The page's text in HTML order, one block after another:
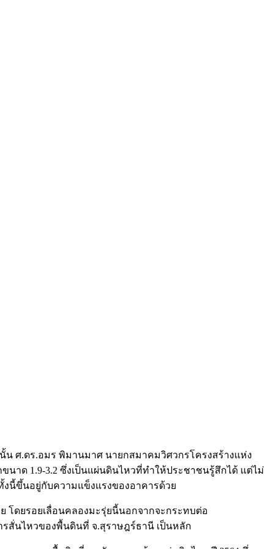
น ศ.ดร.อมร พิมานมาศ นายกสมาคมวิศวกรโครงสร้างแห่ง
าด 1.9-3.2 ซึ่งเป็นแผ่นดินไหวที่ทำให้ประชาชนรู้สึกได้ แต่ไม่
นี้ขึ้นอยู่กับความแข็งแรงของอาคารด้วย
โดยรอยเลื่อนคลองมะรุ่ยนี้นอกจากจะกระทบต่อ
รสั่นไหวของพื้นดินที่ จ.สุราษฎร์ธานี เป็นหลัก